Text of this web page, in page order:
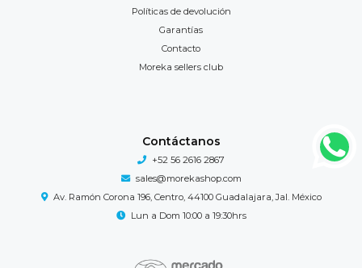
Políticas de devolución
Garantías
Contacto
Moreka sellers club
Contáctanos
+52 56 2616 2867
sales@morekashop.com
Av. Ramón Corona 196, Centro, 44100 Guadalajara, Jal. México
Lun a Dom 10:00 a 19:30hrs